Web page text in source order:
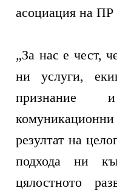
асоциация на ПР
„За нас е чест,
ни услуги,
признание
резултат на
подхода ни
цялостното